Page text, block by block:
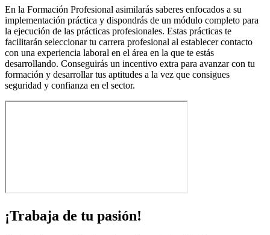
En la Formación Profesional asimilarás saberes enfocados a su
implementación práctica y dispondrás de un módulo completo para
la ejecución de las prácticas profesionales. Estas prácticas te
facilitarán seleccionar tu carrera profesional al establecer contacto
con una experiencia laboral en el área en la que te estás
desarrollando. Conseguirás un incentivo extra para avanzar con tu
formación y desarrollar tus aptitudes a la vez que consigues
seguridad y confianza en el sector.
¡Trabaja de tu pasión!